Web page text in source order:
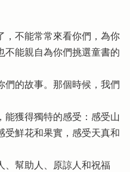
，不能常常來看你們，為你
不能親自為你們挑選童書的
們的故事。那個時候，我們
能獲得獨特的感受：感受山
受鮮花和果實，感受天真和
、幫助人、原諒人和祝福